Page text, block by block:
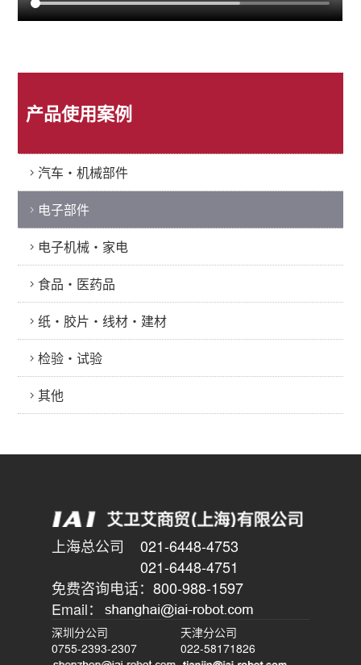
产品使用案例
汽车・机械部件
电子部件
电子机械・家电
食品・医药品
纸・胶片・线材・建材
检验・试验
其他
上海总公司 021-6448-4753
021-6448-4751
免费咨询电话： 800-988-1597
Email：
深圳分公司
0755-2393-2307
天津分公司
022-58171826